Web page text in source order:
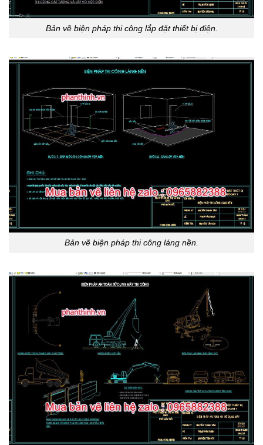
Bản vẽ biện pháp thi công lắp đặt thiết bị điện.
Bản vẽ biện pháp thi công láng nền.